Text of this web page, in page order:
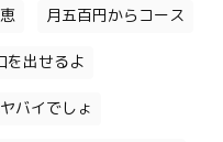
月五百円からコース
を出せるよ
バイでしょ